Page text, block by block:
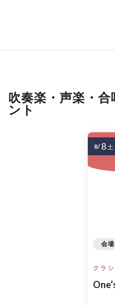
吹奏楽・声楽・
ント
クラ
会
8/ 8土